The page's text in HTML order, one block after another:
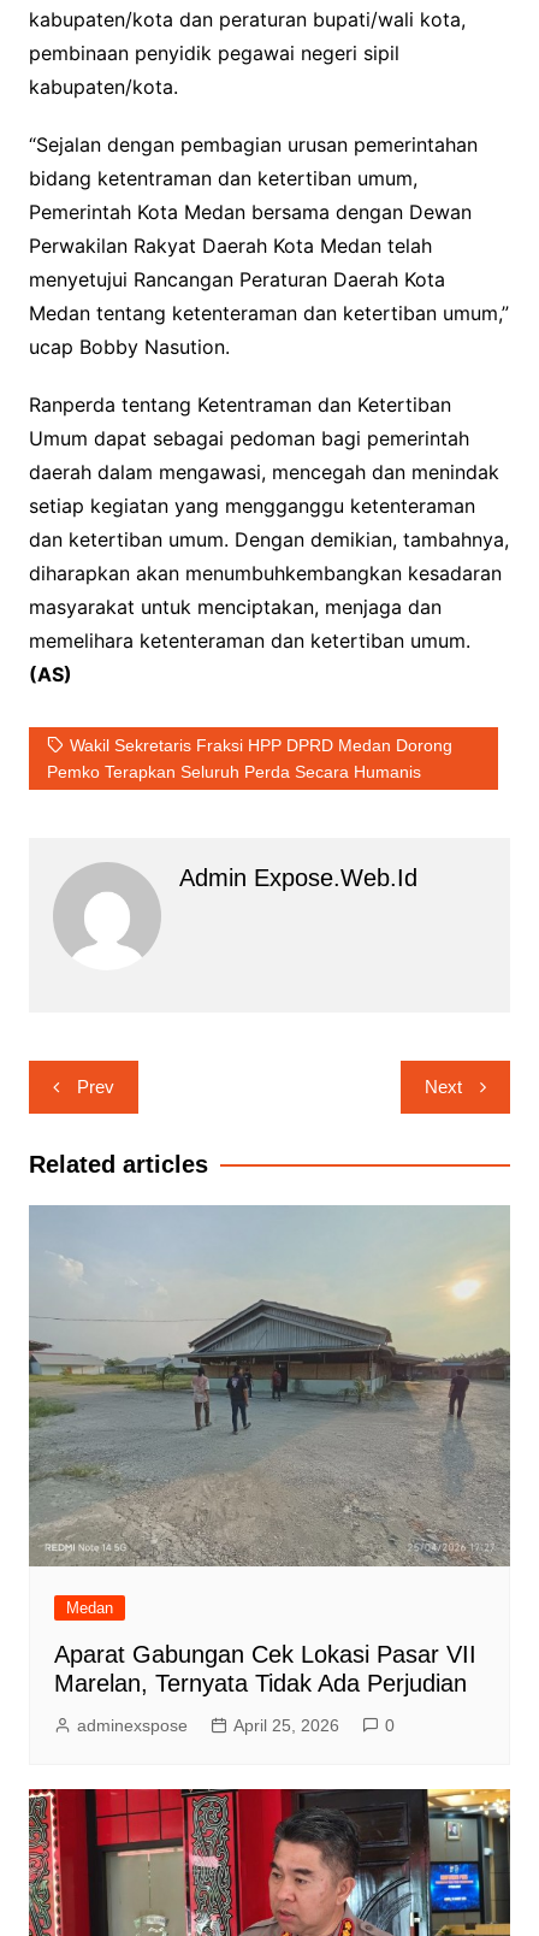
kabupaten/kota dan peraturan bupati/wali kota,
pembinaan penyidik pegawai negeri sipil
kabupaten/kota.
“Sejalan dengan pembagian urusan pemerintahan
bidang ketentraman dan ketertiban umum,
Pemerintah Kota Medan bersama dengan Dewan
Perwakilan Rakyat Daerah Kota Medan telah
menyetujui Rancangan Peraturan Daerah Kota
Medan tentang ketenteraman dan ketertiban umum,”
ucap Bobby Nasution.
Ranperda tentang Ketentraman dan Ketertiban
Umum dapat sebagai pedoman bagi pemerintah
daerah dalam mengawasi, mencegah dan menindak
setiap kegiatan yang mengganggu ketenteraman
dan ketertiban umum. Dengan demikian, tambahnya,
diharapkan akan menumbuhkembangkan kesadaran
masyarakat untuk menciptakan, menjaga dan
memelihara ketenteraman dan ketertiban umum.
(AS)
Wakil Sekretaris Fraksi HPP DPRD Medan Dorong
Pemko Terapkan Seluruh Perda Secara Humanis
Admin Expose.web.id
Navigasi
pos
Prev Next
Related articles
Medan
Aparat Gabungan Cek Lokasi Pasar VII
Marelan, Ternyata Tidak Ada Perjudian
adminexspose April 25, 2026 0